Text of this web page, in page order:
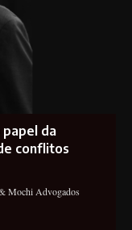
papel da
conflitos
Mochi Advogados